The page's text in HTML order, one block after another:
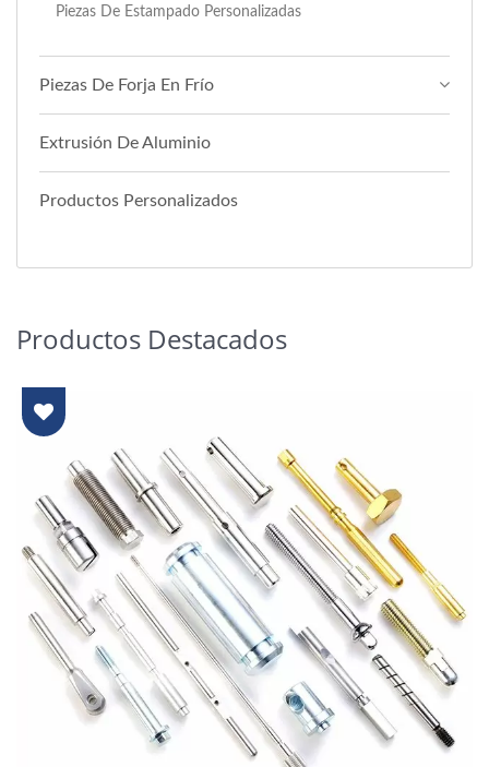
Piezas De Estampado Personalizadas
Piezas De Forja En Frío
Extrusión De Aluminio
Productos Personalizados
Productos Destacados